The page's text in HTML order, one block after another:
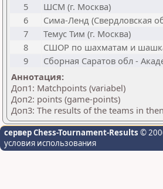
5
ШСМ (г. Москва)
6
Сима-Ленд (Свердловская
7
Темус Тим (г. Москва)
8
СШОР по шахматам и
9
Сборная Саратов обл -
Аннотация:
Доп1: Matchpoints (variabel)
Доп2: points (game-points)
Доп3: The results of the teams in
сервер Chess-Tournament-Results ©
условия использования